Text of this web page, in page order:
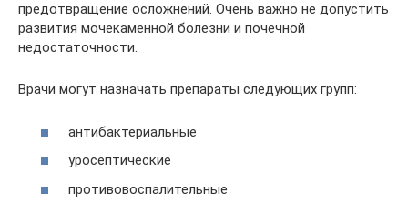
предотвращение осложнений. Очень важно не допустить
развития мочекаменной болезни и почечной
недостаточности.
Врачи могут назначать препараты следующих групп:
антибактериальные
уросептические
противовоспалительные